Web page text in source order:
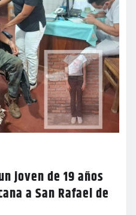
joven de 19 años
a San Rafael de